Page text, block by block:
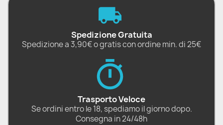
Spedizione Gratuita
Spedizione a 3,90€ o gratis con ordine min. di 25€
Trasporto Veloce
Se ordini entro le 18, spediamo il giorno dopo.
Consegna in 24/48h